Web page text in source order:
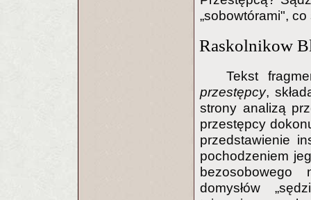
„sobowtórami",
Raskolnikow
Tekst
przestępcy,
strony analizą
przestępcy
przedstawienie
pochodzeniem
bezosobowego
domysłów